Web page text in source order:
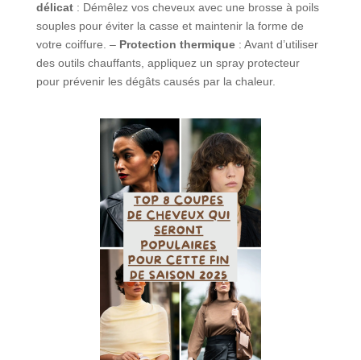
délicat: Démêlez vos cheveux avec une brosse à poils
souples pour éviter la casse et maintenir la forme de
votre coiffure. – Protection thermique: Avant d’utiliser
des outils chauffants, appliquez un spray protecteur
pour prévenir les dégâts causés par la chaleur.